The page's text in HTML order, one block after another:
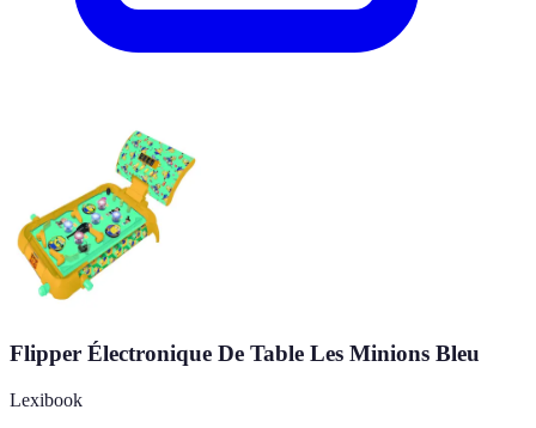
Flipper Électronique De Table Les Minions Bleu
Lexibook